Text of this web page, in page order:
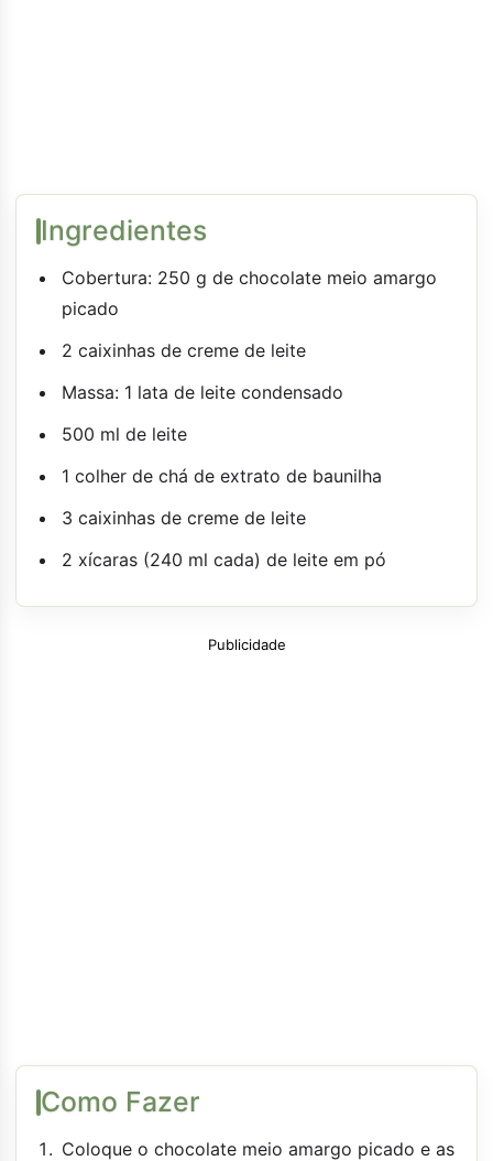
Ingredientes
Cobertura: 250 g de chocolate meio amargo
picado
2 caixinhas de creme de leite
Massa: 1 lata de leite condensado
500 ml de leite
1 colher de chá de extrato de baunilha
3 caixinhas de creme de leite
2 xícaras (240 ml cada) de leite em pó
Publicidade
Como Fazer
Coloque o chocolate meio amargo picado e as